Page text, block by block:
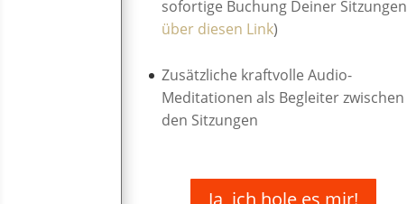
sofortige Buchung Deiner Sitzungen
über diesen Link)
Zusätzliche kraftvolle Audio-
Meditationen als Begleiter zwischen
den Sitzungen
Ja, ich hole es mir!